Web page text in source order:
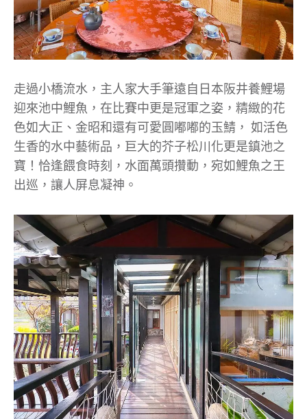
走過小橋流水，主人家大手筆遠自日本阪井養鯉場
迎來池中鯉魚，在比賽中更是冠軍之姿，精緻的花
色如大正、金昭和還有可愛圓嘟嘟的玉鯖， 如活色
生香的水中藝術品，巨大的芥子松川化更是鎮池之
寶！恰逢餵食時刻，水面萬頭攢動，宛如鯉魚之王
出巡，讓人屏息凝神。